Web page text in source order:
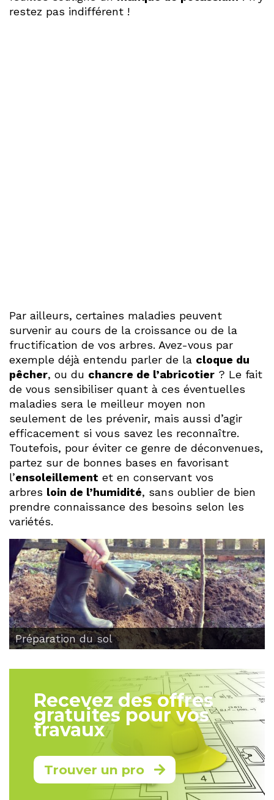
restez pas indifférent !
Par ailleurs, certaines maladies peuvent
survenir au cours de la croissance ou de la
fructification de vos arbres. Avez-vous par
exemple déjà entendu parler de la cloque du
pêcher, ou du chancre de l’abricotier ? Le fait
de vous sensibiliser quant à ces éventuelles
maladies sera le meilleur moyen non
seulement de les prévenir, mais aussi d’agir
efficacement si vous savez les reconnaître.
Toutefois, pour éviter ce genre de déconvenues,
partez sur de bonnes bases en favorisant
l’ensoleillement et en conservant vos
arbres loin de l’humidité, sans oublier de bien
prendre connaissance des besoins selon les
variétés.
Préparation du sol
Recevez des offres
gratuites pour vos
travaux
Trouver un pro